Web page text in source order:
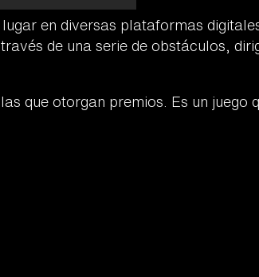
en diversas plataformas
de una serie de obstáculos,
que otorgan premios. Es un juego